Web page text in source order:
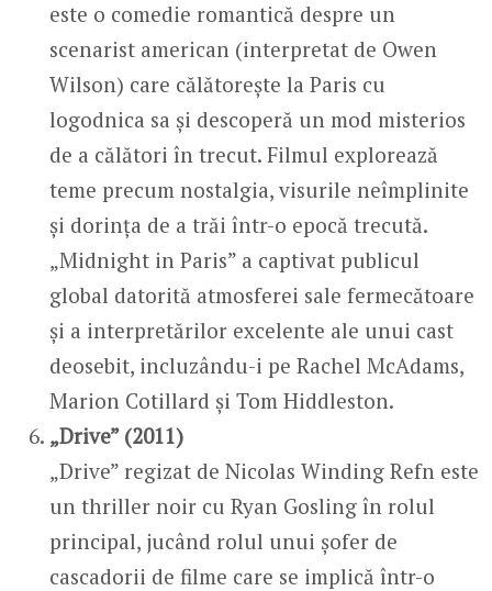
este o comedie romantică despre un
scenarist american (interpretat de Owen
Wilson) care călătorește la Paris cu
logodnica sa și descoperă un mod misterios
de a călători în trecut. Filmul explorează
teme precum nostalgia, visurile neîmplinite
și dorința de a trăi într-o epocă trecută.
„Midnight in Paris” a captivat publicul
global datorită atmosferei sale fermecătoare
și a interpretărilor excelente ale unui cast
deosebit, incluzându-i pe Rachel McAdams,
Marion Cotillard și Tom Hiddleston.
„Drive” (2011)
„Drive” regizat de Nicolas Winding Refn este
un thriller noir cu Ryan Gosling în rolul
principal, jucând rolul unui șofer de
cascadorii de filme care se implică într-o